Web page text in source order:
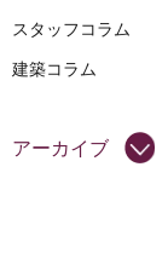
スタッフコラム
建築コラム
アーカイブ